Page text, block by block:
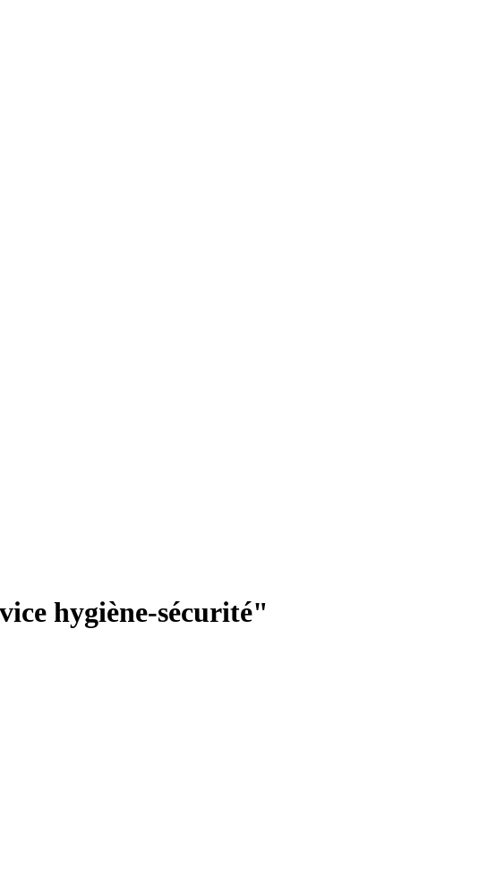
hygiène-sécurité"